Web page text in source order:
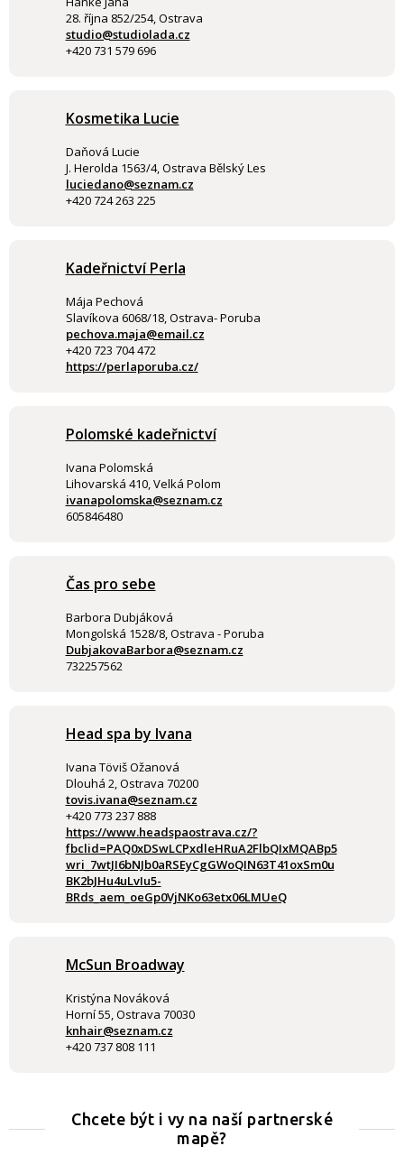
28. října 852/254, Ostrava
studio@studiolada.cz
+420 731 579 696
Kosmetika Lucie
Daňová Lucie
J. Herolda 1563/4, Ostrava Bělský Les
luciedano@seznam.cz
+420 724 263 225
Kadeřnictví Perla
Mája Pechová
Slavíkova 6068/18, Ostrava- Poruba
pechova.maja@email.cz
+420 723 704 472
https://perlaporuba.cz/
Polomské kadeřnictví
Ivana Polomská
Lihovarská 410, Velká Polom
ivanapolomska@seznam.cz
605846480
Čas pro sebe
Barbora Dubjáková
Mongolská 1528/8, Ostrava - Poruba
DubjakovaBarbora@seznam.cz
732257562
Head spa by Ivana
Ivana Töviš Ožanová
Dlouhá 2, Ostrava 70200
tovis.ivana@seznam.cz
+420 773 237 888
https://www.headspaostrava.cz/?
fbclid=PAQ0xDSwLCPxdleHRuA2FlbQIxMQABp5
wri_7wtJI6bNJb0aRSEyCgGWoQIN63T41oxSm0u
BK2bJHu4uLvIu5-
BRds_aem_oeGp0VjNKo63etx06LMUeQ
McSun Broadway
Kristýna Nováková
Horní 55, Ostrava 70030
knhair@seznam.cz
+420 737 808 111
Chcete být i vy na naší partnerské
mapě?